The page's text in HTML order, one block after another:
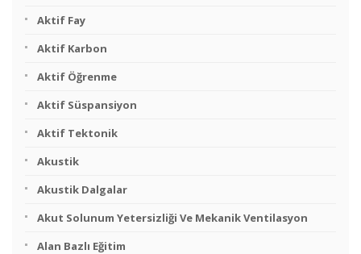
Aktif Fay
Aktif Karbon
Aktif Öğrenme
Aktif Süspansiyon
Aktif Tektonik
Akustik
Akustik Dalgalar
Akut Solunum Yetersizliği Ve Mekanik Ventilasyon
Alan Bazlı Eğitim